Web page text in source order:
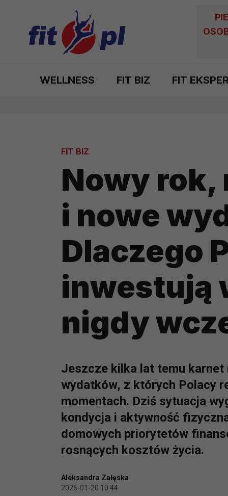
WELLNESS FIT BIZ FIT
FIT BIZ
Nowy
i nowe
Dlaczego
inwestują
nigdy
Jeszcze kilka lat temu karnet
wydatków, z których Polacy
momentach. Dziś sytuacja
kondycja i aktywność
domowych priorytetów
rosnących kosztów życia.
Aleksandra Załęska
2026-01-20 10:44